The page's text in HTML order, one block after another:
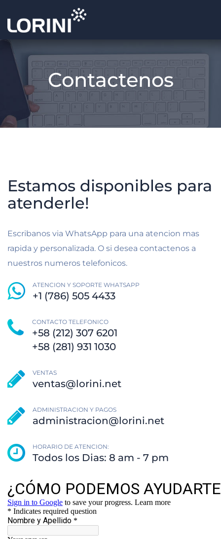
Contactenos
Estamos disponibles para
atenderle!
Escribanos via WhatsApp para una atencion mas
rapida y personalizada. O si desea contactenos a
nuestros numeros telefonicos.
ATENCION Y SOPORTE WHATSAPP
+1 (786) 505 4433
CONTACTO TELEFONICO
+58 (212) 307 6201
+58 (281) 931 1030
VENTAS
ventas@lorini.net
ADMINISTRACION Y PAGOS
administracion@lorini.net
HORARIO DE ATENCION:
Todos los Dias: 8 am - 7 pm